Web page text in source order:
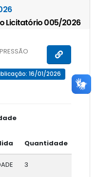
Licitatório 005/2026
16/01/2026
Quantidade
3